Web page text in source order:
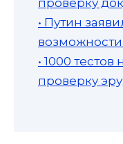
• Путин
• 1000
проверку